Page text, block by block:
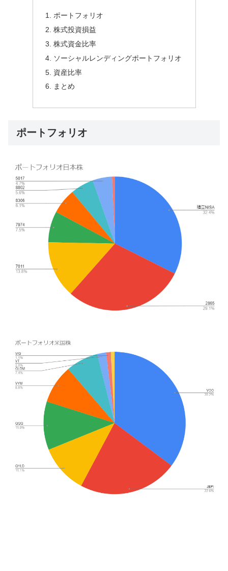
ポートフォリオ
株式投資損益
株式資金比率
ソーシャルレンディングポートフォリオ
資産比率
まとめ
ポートフォリオ